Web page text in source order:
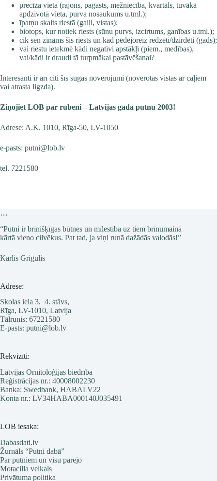
precīza vieta (rajons, pagasts, mežniecība, kvartāls, tuvākā
apdzīvotā vieta, purva nosaukums u.tml.);
īpatņu skaits riestā (gaiļi, vistas);
biotops, kur notiek riests (sūnu purvs, izcirtums, ganības u.tml.);
cik sen zināms šis riests un kad pēdējoreiz redzēti/dzirdēti (gads);
vai riestu ietekmē kādi negatīvi apstākļi (piem., medības),
vai/kādi ir draudi tā turpmākai pastāvēšanai?
Interesanti ir arī citi šīs sugas novērojumi (novērotas vistas ar cāļiem
vai atrasta ligzda).
Ziņojiet LOB par rubeni – Latvijas gada putnu 2003!
Adrese: A.K. 1010, Rīga-50, LV-1050
e-pasts: putni@lob.lv
tel. 7221580
…
“Putni ir brīnišķīgas būtnes un mīlestība uz tiem brīnumainā
kārtā vieno cilvēkus. Pat tad, ja viņi runā dažādās valodās!”
Kārlis Grigulis
Adrese:
Skolas iela 3, 4. stāvs,
Rīga, LV-1010, Latvija
Tālrunis: 67221580
E-pasts: putni@lob.lv
Rekvizīti:
Latvijas Ornitoloģijas biedrība
Reģistrācijas nr.: 40008002230
Banka: Swedbank, HABALV22
Konta nr.: LV34HABA000140J035491
LOB iesaka:
Dabasdati.lv
Žurnāls “Putni dabā”
Par putniem un visu pārējo
Motacilla veikals
Privātuma politika